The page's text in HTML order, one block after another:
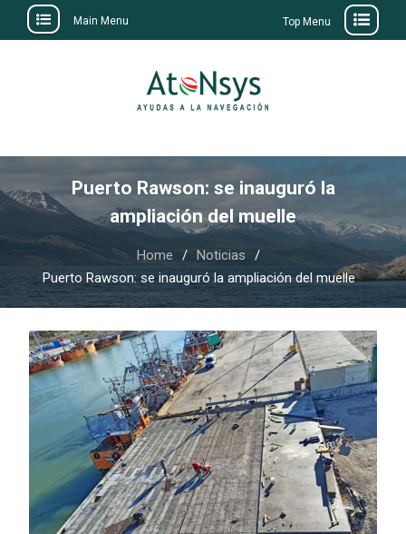
Main Menu Top Menu
Puerto Rawson: se inauguró la
ampliación del muelle
Home
Noticias
Puerto Rawson: se inauguró la ampliación del muelle